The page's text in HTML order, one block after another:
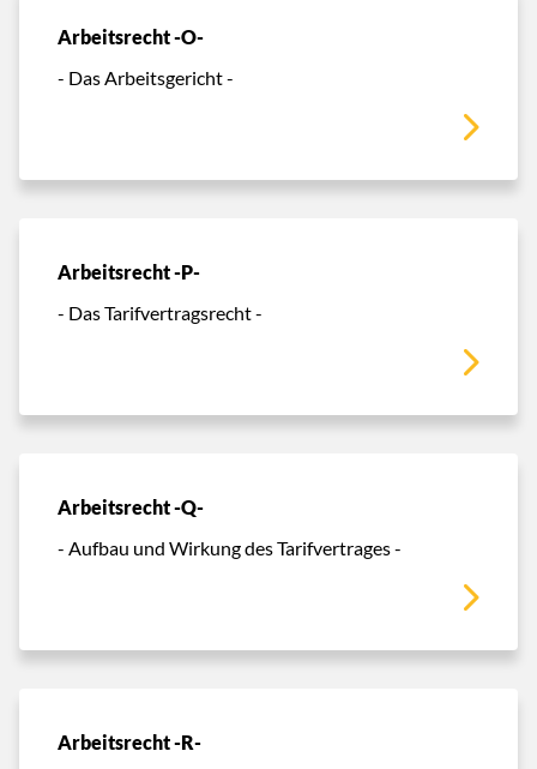
Arbeitsrecht -O-
- Das Arbeitsgericht -
Arbeitsrecht -P-
- Das Tarifvertragsrecht -
Arbeitsrecht -Q-
- Aufbau und Wirkung des Tarifvertrages -
Arbeitsrecht -R-